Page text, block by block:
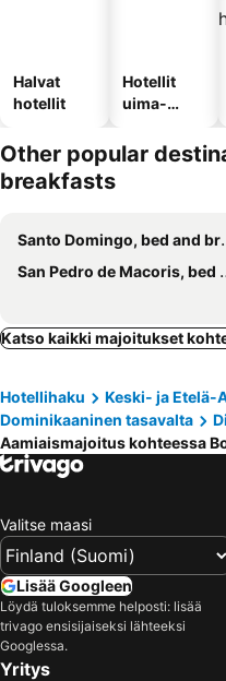
Halvat
hotellit
Hotellit
uima-
Other popular
breakfasts
Santo Domingo, bed and breakfasts
San Pedro de Macoris, bed and breakfasts
Katso kaikki majoitukset
Hotellihaku
Keski- ja Etelä-
Dominikaaninen tasavalta
Aamiaismajoitus kohteessa
Valitse maasi
Lisää Googleen
Löydä tuloksemme helposti: lisää
trivago ensisijaiseksi lähteeksi
Googlessa.
Yritys